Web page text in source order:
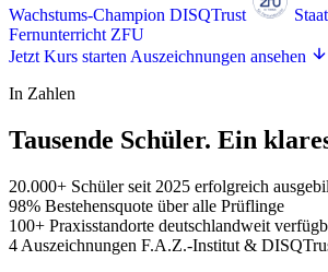
Wachstums-Champion DISQTrust
FernunterrichtZFU
Jetzt Kurs startenAuszeichnungen ansehen
In Zahlen
Tausende Schüler. Ein
20.000+ Schülerseit 2025 erfolgreich
98% Bestehensquote über alle Prüflinge
100+ Praxisstandorte deutschlandweit
4 Auszeichnungen F.A.Z.-Institut &